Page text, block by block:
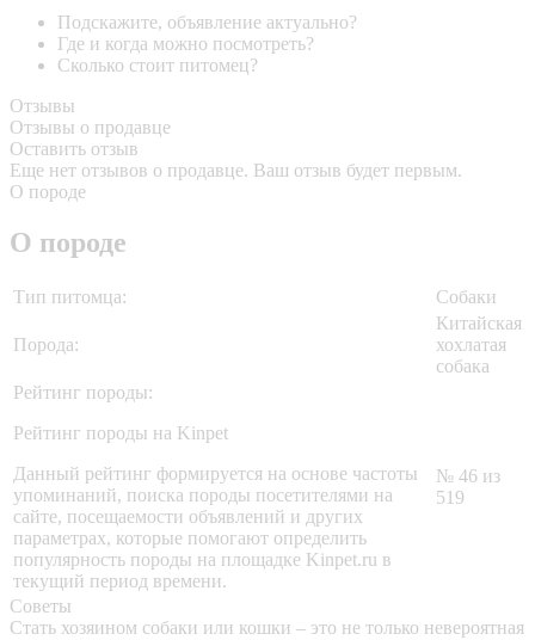
Подскажите, объявление актуально?
Где и когда можно посмотреть?
Сколько стоит питомец?
Отзывы
Отзывы о продавце
Оставить отзыв
Еще нет отзывов о продавце. Ваш отзыв будет первым.
О породе
О породе
Тип питомца: Собаки
Порода:
Китайская
хохлатая
собака
Рейтинг породы:
Рейтинг породы на Kinpet
Данный рейтинг формируется на основе частоты
упоминаний, поиска породы посетителями на
сайте, посещаемости объявлений и других
параметрах, которые помогают определить
популярность породы на площадке Kinpet.ru в
текущий период времени.
№ 46 из
519
Советы
Стать хозяином собаки или кошки – это не только невероятная